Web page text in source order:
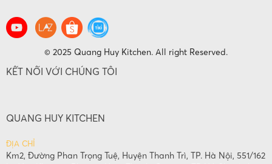
© 2025 Quang Huy Kitchen. All right Reserved.
KẾT NỐI VỚI CHÚNG TÔI
QUANG HUY KITCHEN
ĐỊA CHỈ
Km2, Đường Phan Trọng Tuệ, Huyện Thanh Trì, TP. Hà Nội, 551/162